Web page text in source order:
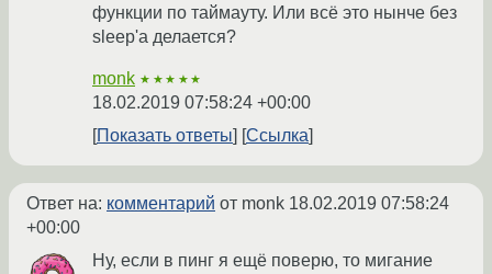
функции по таймауту. Или всё это нынче без
sleep'а делается?
monk ★★★★★
18.02.2019 07:58:24 +00:00
Показать ответы
Ссылка
Ответ на: комментарий от monk 18.02.2019 07:58:24
+00:00
Ну, если в пинг я ещё поверю, то мигание